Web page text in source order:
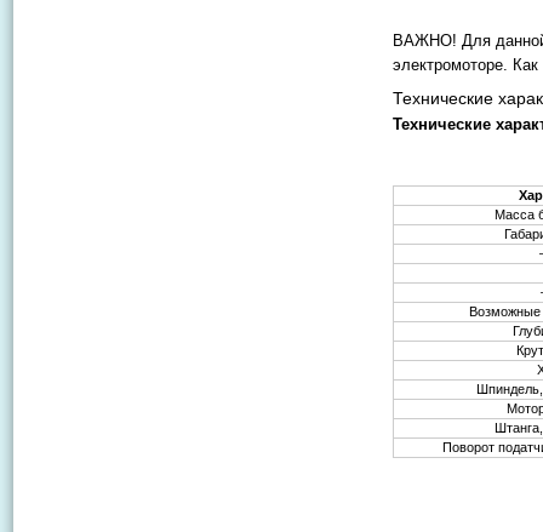
ВАЖНО! Для данной
электромоторе.
Технические
Технические
Масса
Возможные
Поворот